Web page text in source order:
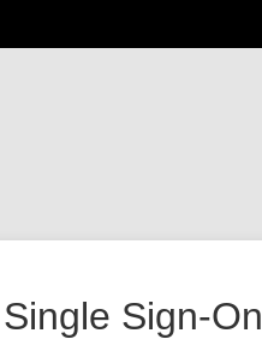
Sign-On